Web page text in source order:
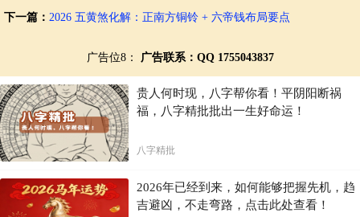
下一篇： 2026 五黄煞化解：正南方铜铃 + 六帝钱布局要点
广告位8： 广告联系：QQ 1755043837
贵人何时现，八字帮你看！平阴阳断祸
福，八字精批批出一生好命运！
八字精批
2026年已经到来，如何能够把握先机，趋
吉避凶，不走弯路，点击此处查看！